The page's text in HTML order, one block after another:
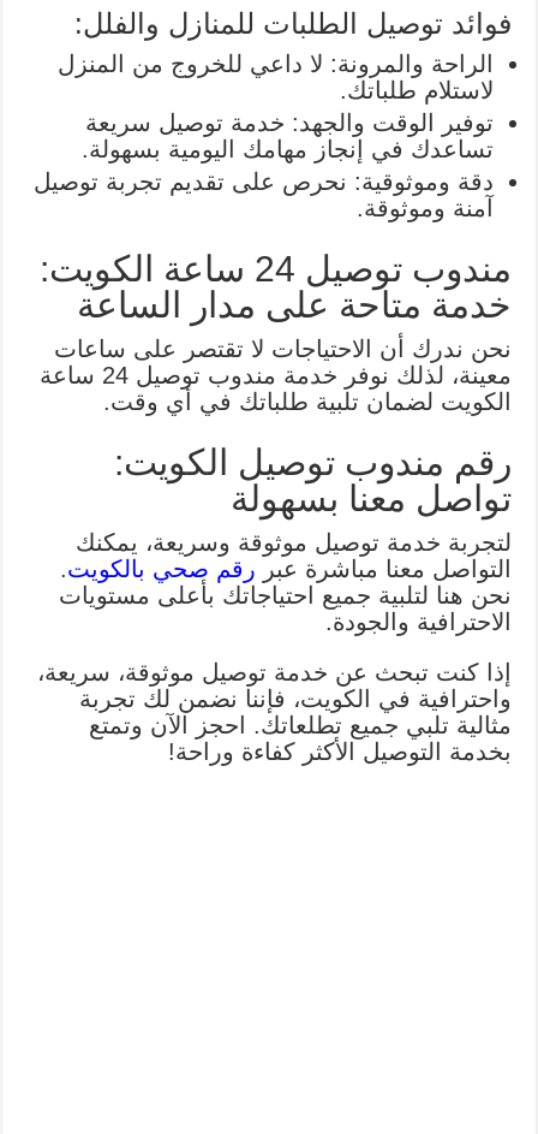
فوائد توصيل الطلبات للمنازل والفلل:
الراحة والمرونة: لا داعي للخروج من المنزل
لاستلام طلباتك.
توفير الوقت والجهد: خدمة توصيل سريعة
تساعدك في إنجاز مهامك اليومية بسهولة.
دقة وموثوقية: نحرص على تقديم تجربة توصيل
آمنة وموثوقة.
مندوب توصيل 24 ساعة الكويت:
خدمة متاحة على مدار الساعة
نحن ندرك أن الاحتياجات لا تقتصر على ساعات
معينة، لذلك نوفر خدمة مندوب توصيل 24 ساعة
الكويت لضمان تلبية طلباتك في أي وقت.
رقم مندوب توصيل الكويت:
تواصل معنا بسهولة
لتجربة خدمة توصيل موثوقة وسريعة، يمكنك
التواصل معنا مباشرة عبر رقم صحي بالكويت.
نحن هنا لتلبية جميع احتياجاتك بأعلى مستويات
الاحترافية والجودة.
إذا كنت تبحث عن خدمة توصيل موثوقة، سريعة،
واحترافية في الكويت، فإننا نضمن لك تجربة
مثالية تلبي جميع تطلعاتك. احجز الآن وتمتع
بخدمة التوصيل الأكثر كفاءة وراحة!